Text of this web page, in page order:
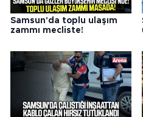
Samsun'da toplu ulaşım
zammı mecliste!